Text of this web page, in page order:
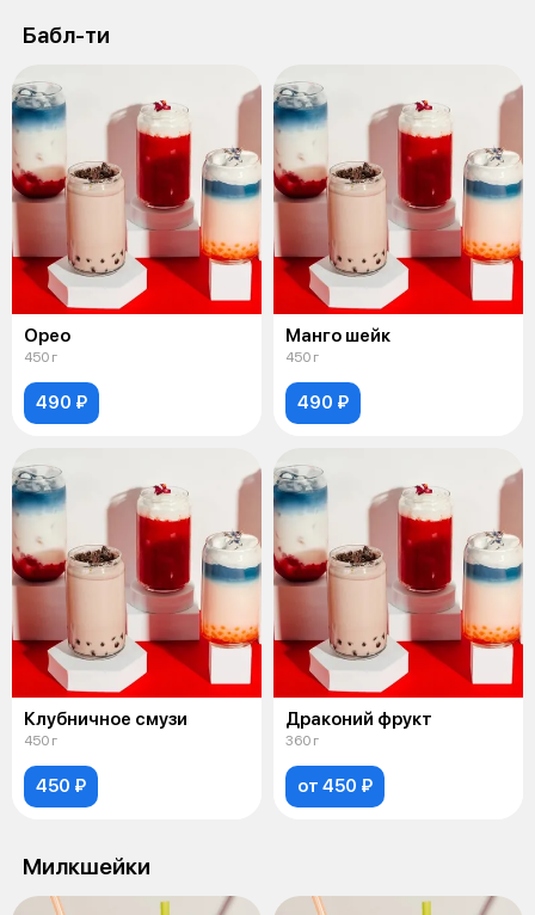
Бабл-ти
Орео
450 г
490 ₽
Манго шейк
450 г
490 ₽
Клубничное смузи
450 г
450 ₽
Драконий фрукт
360 г
от 450 ₽
Милкшейки